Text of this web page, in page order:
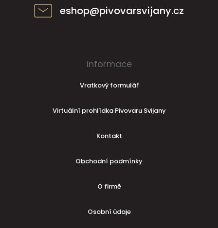
eshop@pivovarsvijany.cz
Informace
Vratkový formulář
Virtuální prohlídka Pivovaru Svijany
Kontakt
Obchodní podmínky
O firmě
Osobní údaje